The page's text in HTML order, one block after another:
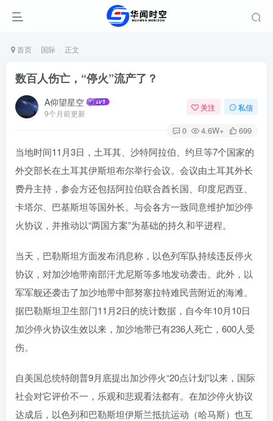
首页 国际 正文
数百人伤亡，“停火”流产了？
A仰望星空
9个月前更新
关注 私信
0 4.6W+ 699
当地时间11月3日，土耳其、沙特阿拉伯、约旦等7个国家的
外交部长在土耳其伊斯坦布尔举行会议。会议由土耳其外长
费丹主持，参会方还包括阿拉伯联合酋长国、印度尼西亚、
卡塔尔、巴基斯坦等国外长。与会各方一致同意维护加沙停
火协议，并推动以“两国方案”为基础的持久和平进程。
当天，巴勒斯坦方面发布消息称，以色列军队持续违反停火
协议，对加沙地带南部汗尤尼斯等多地发动袭击。此外，以
军军舰还袭击了加沙地带中部努塞拉特难民营附近的海滩。
据巴勒斯坦卫生部门11月2日的统计数据，自今年10月10日
加沙停火协议生效以来，加沙地带已有236人死亡，600人受
伤。
自美国总统特朗普9月底提出加沙停火“20点计划”以来，国际
社会对它评价不一，乐观和悲观看法都有。在加沙停火协议
达成后，以色列和巴勒斯坦伊斯兰抵抗运动（哈马斯）也互